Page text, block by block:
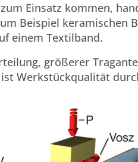
Einsatz kommen,
Beispiel keramischen
einem Textilband.
größerer
Werkstückqualität